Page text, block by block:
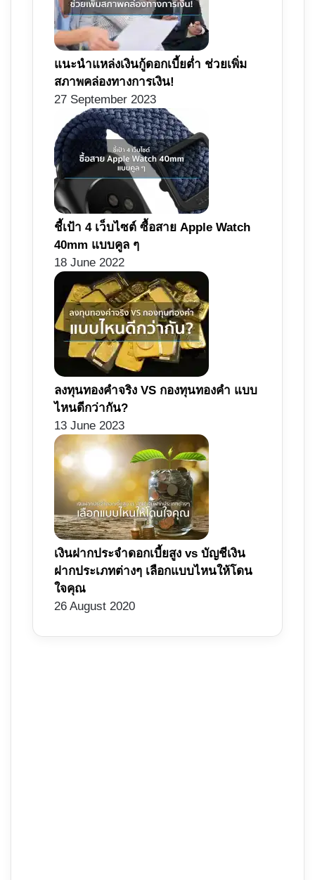
แนะนำแหล่งเงินกู้ดอกเบี้ยต่ำ ช่วยเพิ่ม
สภาพคล่องทางการเงิน!
27 September 2023
ชี้เป้า 4 เว็บไซต์ ซื้อสาย Apple Watch
40mm แบบคูล ๆ
18 June 2022
ลงทุนทองคำจริง VS กองทุนทองคำ แบบ
ไหนดีกว่ากัน?
13 June 2023
เงินฝากประจำดอกเบี้ยสูง vs บัญชีเงิน
ฝากประเภทต่างๆ เลือกแบบไหนให้โดน
ใจคุณ
26 August 2020